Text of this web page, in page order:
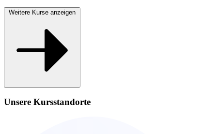
Weitere Kurse anzeigen
Unsere Kursstandorte